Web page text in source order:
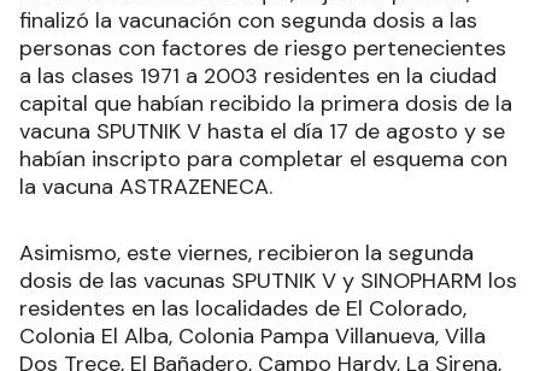
Avanzando con la campaña de vacunación contra
el Covid-19 se recordó que, el jueves pasado,
finalizó la vacunación con segunda dosis a las
personas con factores de riesgo pertenecientes
a las clases 1971 a 2003 residentes en la ciudad
capital que habían recibido la primera dosis de la
vacuna SPUTNIK V hasta el día 17 de agosto y se
la vacuna ASTRAZENECA.
Asimismo, este viernes, recibieron la segunda
dosis de las vacunas SPUTNIK V y SINOPHARM los
residentes en las localidades de El Colorado,